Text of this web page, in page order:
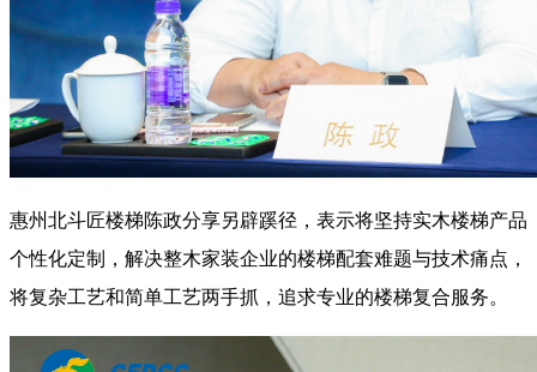
惠州北斗匠楼梯陈政分享另辟蹊径，表示将坚持实木楼梯产品
个性化定制，解决整木家装企业的楼梯配套难题与技术痛点，
将复杂工艺和简单工艺两手抓，追求专业的楼梯复合服务。